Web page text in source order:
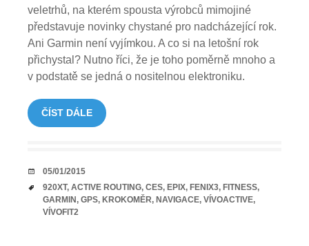
veletrhů, na kterém spousta výrobců mimojiné
představuje novinky chystané pro nadcházející rok.
Ani Garmin není vyjímkou. A co si na letošní rok
přichystal? Nutno říci, že je toho poměrně mnoho a
v podstatě se jedná o nositelnou elektroniku.
ČÍST DÁLE
DATUM
05/01/2015
TAGY
920XT, ACTIVE ROUTING, CES, EPIX, FENIX3, FITNESS,
GARMIN, GPS, KROKOMĚR, NAVIGACE, VÍVOACTIVE,
VÍVOFIT2